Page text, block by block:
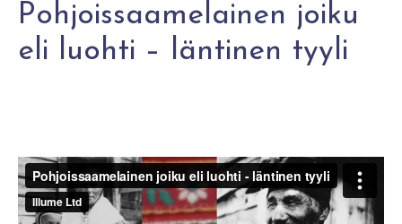
Pohjoissaamelainen joiku
eli luohti – läntinen tyyli